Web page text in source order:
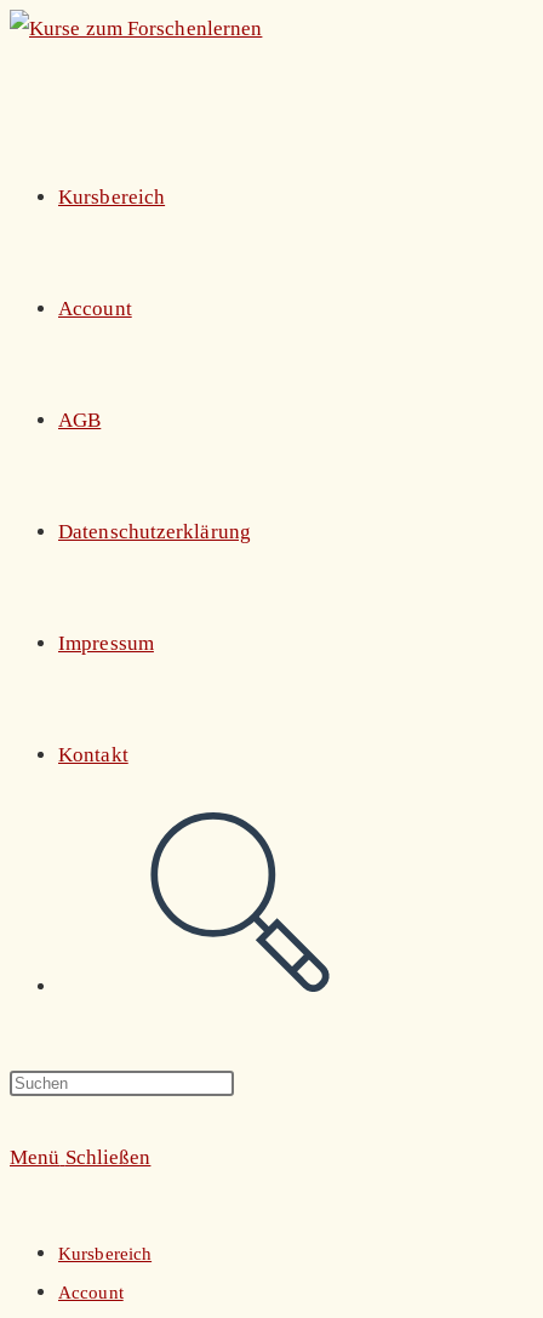
Zum
Kursbereich
Account
AGB
Datenschutzerklärung
Impressum
Kontakt
umschalten
Press
Menü Schließen
Kursbereich
Account